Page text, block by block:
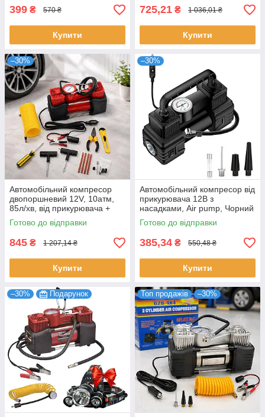
399 ₴ 570 ₴
Купити
725,21 ₴ 1 036,01 ₴
Купити
–30%
Автомобільний компресор
двопоршневий 12V, 10атм,
85л/хв, від прикурювача +
кейс, Червоний /
Автомобільний насос для
Готово до відправки
845 ₴ 1 207,14 ₴
Купити
–30%
Автомобільний компресор від
прикурювача 12В з
насадками, Air pump, Чорний
/ Автокомпресор повітряний
Готово до відправки
385,34 ₴ 550,48 ₴
Купити
–30% Подарунок Топ продажів –30%